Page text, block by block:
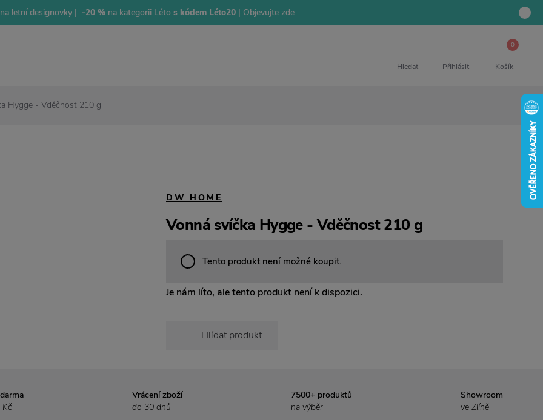
letní designovky | -20 %na kategorii Létos kódem Léto20 | Objevujte zde
Hledat Přihlásit
0
Košík
Hygge - Vděčnost 210 g
DW HOME
Vonná svíčka Hygge - Vděčnost 210 g
Tento produkt není možné koupit.
Je nám líto, ale tento produkt není k dispozici.
Hlídat produkt
Vrácení zboží
do 30 dnů
7500+ produktů
na výběr
Showroom
ve Zlíně